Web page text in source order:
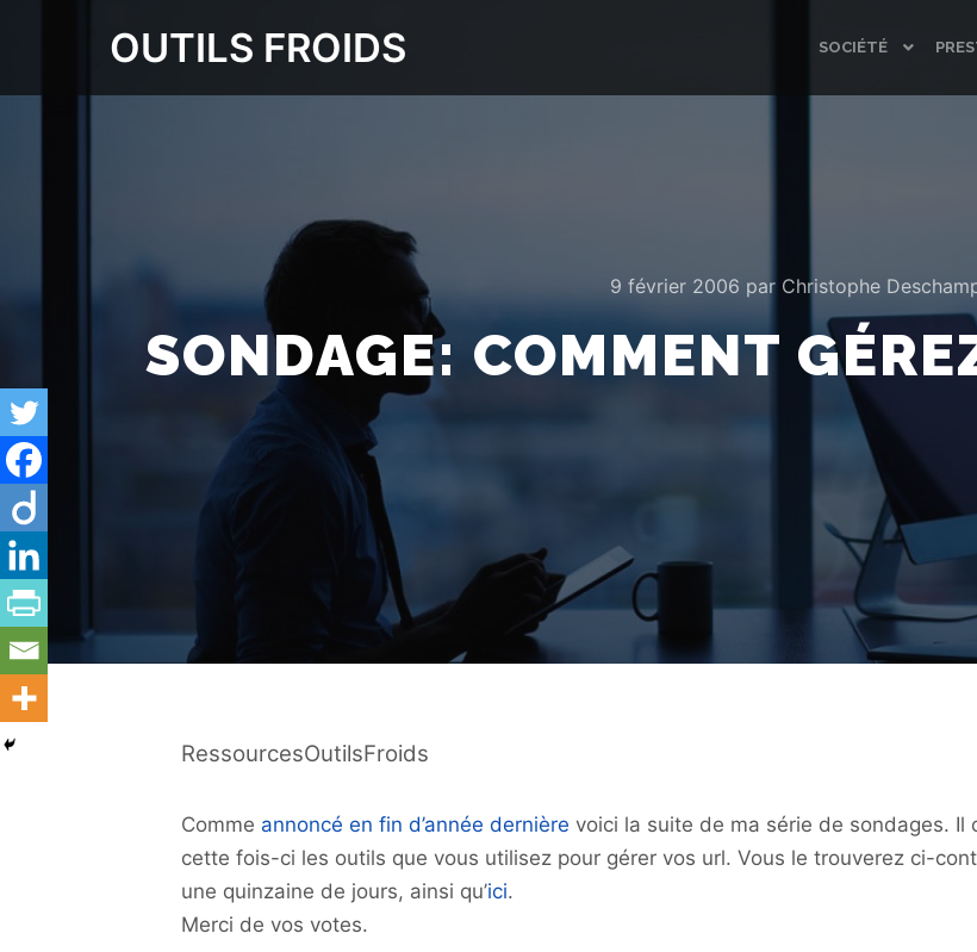
OUTILS FROIDS SOCIÉTÉ
9 février 2006 par Christophe
SONDAGE: COMMENT
RessourcesOutilsFroids
Comme annoncé en fin d’année dernière voici la suite de ma série de sondages. Il
cette fois-ci les outils que vous utilisez pour gérer vos url. Vous le trouverez ci-
une quinzaine de jours, ainsi qu’ici.
Merci de vos votes.